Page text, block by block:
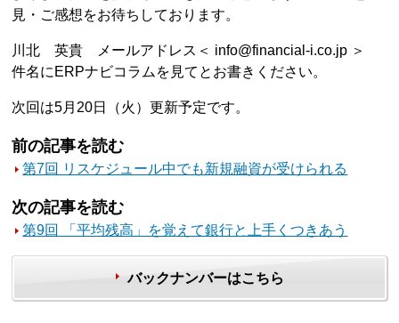
見・ご感想をお待ちしております。
川北 英貴 メールアドレス＜ info@financial-i.co.jp ＞
件名にERPナビコラムを見てとお書きください。
次回は5月20日（火）更新予定です。
前の記事を読む
第7回 リスケジュール中でも新規融資が受けられる
次の記事を読む
第9回 「平均残高」を覚えて銀行と上手くつきあう
バックナンバーはこちら